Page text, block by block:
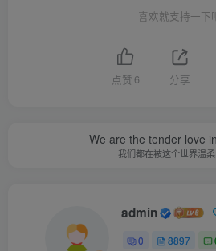
喜欢就支持一下
点赞 6 分享
We are the tender love
我们都在被这个世界温
admin
0 8897